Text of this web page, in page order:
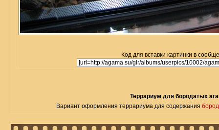
Код для вставки картинки в
Террариум для бородатых
Вариант оформления террариума для содержания